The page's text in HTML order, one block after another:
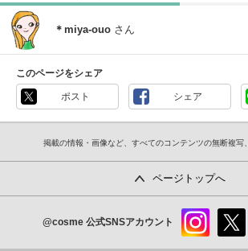
＊miya-ouo さん
このページをシェア
ポスト シェア
掲載の情報・画像など、すべてのコンテンツの無断複写
ページトップへ
@cosme 公式SNSアカウント